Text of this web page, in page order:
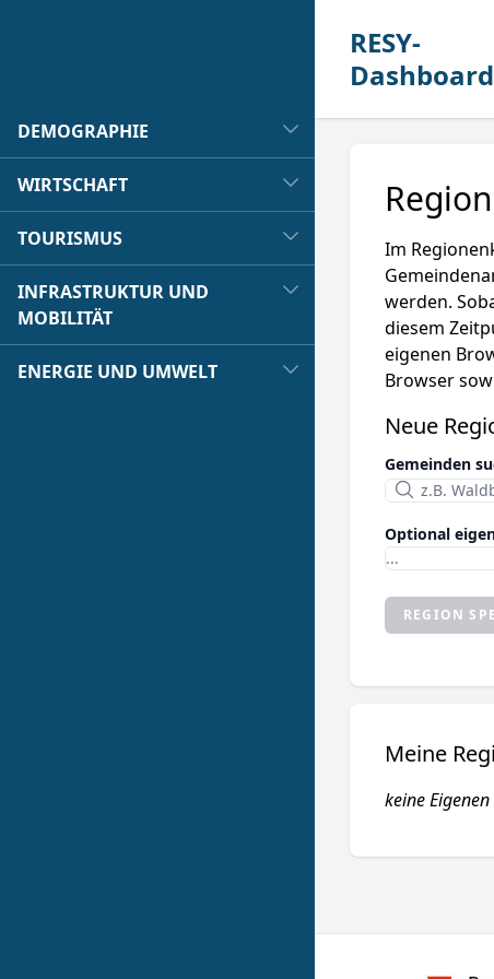
RESY-
Dashboard
DEMOGRAPHIE
WIRTSCHAFT
TOURISMUS
INFRASTRUKTUR UND
MOBILITÄT
ENERGIE UND UMWELT
Im
werden.
diesem
eigenen
Browser
Neue
Gemeinden
Optional
REGION
Meine
keine